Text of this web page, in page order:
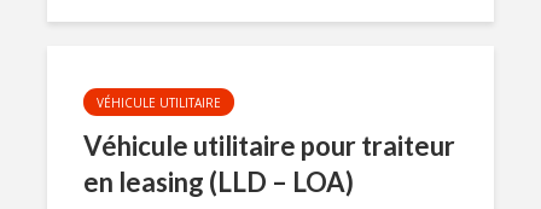
VÉHICULE UTILITAIRE
Véhicule utilitaire pour traiteur
en leasing (LLD – LOA)